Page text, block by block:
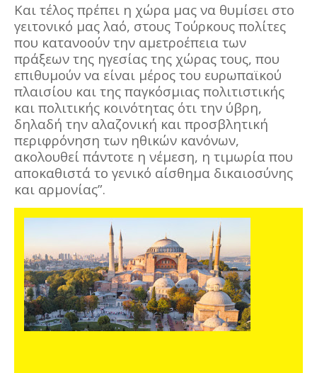
Και τέλος πρέπει η χώρα μας να θυμίσει στο
γειτονικό μας λαό, στους Τούρκους πολίτες
που κατανοούν την αμετροέπεια των
πράξεων της ηγεσίας της χώρας τους, που
επιθυμούν να είναι μέρος του ευρωπαϊκού
πλαισίου και της παγκόσμιας πολιτιστικής
και πολιτικής κοινότητας ότι την ύβρη,
δηλαδή την αλαζονική και προσβλητική
περιφρόνηση των ηθικών κανόνων,
ακολουθεί πάντοτε η νέμεση, η τιμωρία που
αποκαθιστά το γενικό αίσθημα δικαιοσύνης
και αρμονίας”.